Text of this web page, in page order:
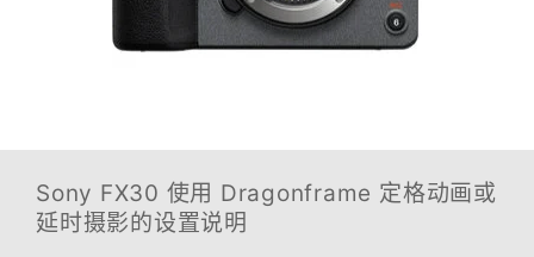
Sony FX30 使用 Dragonframe 定格动画或
延时摄影的设置说明